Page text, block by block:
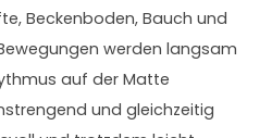
Beckenboden, Bauch und
werden langsam
auf der Matte
und gleichzeitig